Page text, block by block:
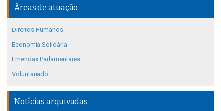
Áreas de atuação
Direitos Humanos
Economia Solidária
Emendas Parlamentares
Voluntariado
Notícias arquivadas